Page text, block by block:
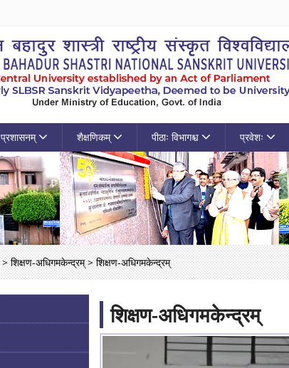
प्रशासनम् शैक्षणिकम् पीठाः विभागश्च प्रवेशः
> शिक्षण-अधिगमकेन्द्रम् > शिक्षण-अधिगमकेन्द्रम्
शिक्षण-अधिगमकेन्द्रम्